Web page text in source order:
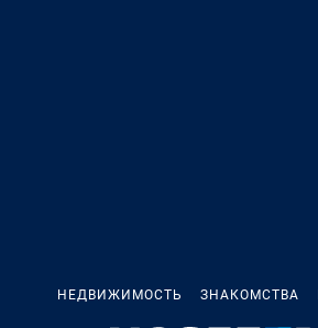
НЕДВИЖИМОСТЬ ЗНАКОМСТВА